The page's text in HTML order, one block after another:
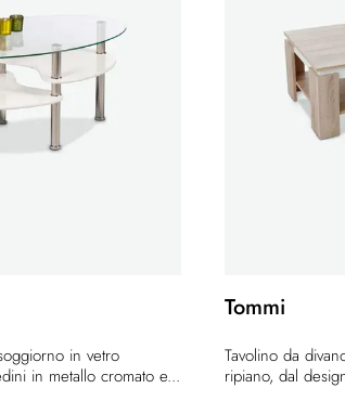
in vetro
in metallo cromato e...
Tommi
Tavolino da
ripiano, dal